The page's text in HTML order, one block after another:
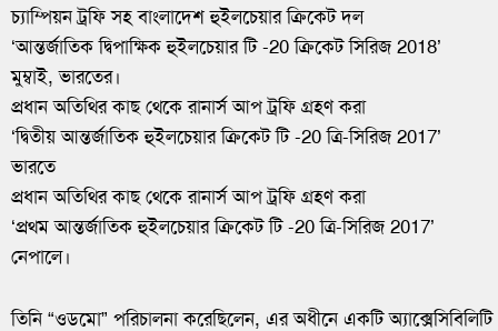
চ্যাম্পিয়ন ট্রফি সহ বাংলাদেশ হুইলচেয়ার ক্রিকেট দল
‘আন্তর্জাতিক দ্বিপাক্ষিক হুইলচেয়ার টি -20 ক্রিকেট সিরিজ 2018’
মুম্বাই, ভারতের।
প্রধান অতিথির কাছ থেকে রানার্স আপ ট্রফি গ্রহণ করা
‘দ্বিতীয় আন্তর্জাতিক হুইলচেয়ার ক্রিকেট টি -20 ত্রি-সিরিজ 2017’
ভারতে
প্রধান অতিথির কাছ থেকে রানার্স আপ ট্রফি গ্রহণ করা
‘প্রথম আন্তর্জাতিক হুইলচেয়ার ক্রিকেট টি -20 ত্রি-সিরিজ 2017’
নেপালে।
তিনি “ওডমো” পরিচালনা করেছিলেন, এর অধীনে একটি